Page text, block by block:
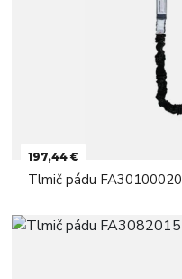
197,44 €
Tlmič pádu FA30100020